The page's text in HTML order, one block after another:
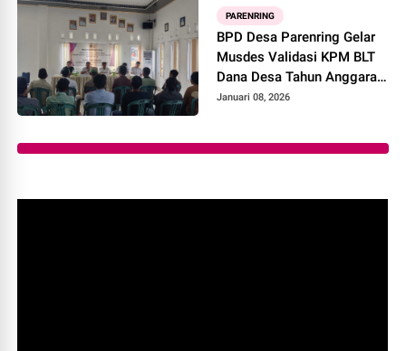
PARENRING
BPD Desa Parenring Gelar
Musdes Validasi KPM BLT
Dana Desa Tahun Anggaran
2026
Januari 08, 2026